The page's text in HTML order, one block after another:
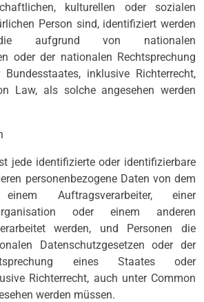
kulturellen oder sozialen
Person sind, identifiziert werden
aufgrund von nationalen
oder der nationalen Rechtsprechung
inklusive Richterrecht,
Law, als solche angesehen werden
jede identifizierte oder identifizierbare
personenbezogene Daten von dem
einem Auftragsverarbeiter, einer
oder einem anderen
werden, und Personen die
Datenschutzgesetzen oder der
eines Staates oder
Richterrecht, auch unter Common
werden müssen.